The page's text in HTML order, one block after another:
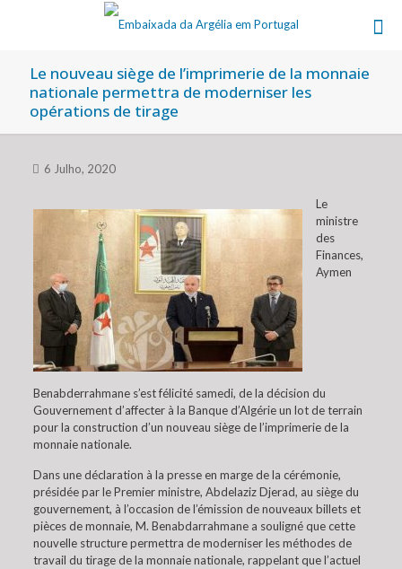
Le nouveau siège de l’imprimerie de la monnaie
nationale permettra de moderniser les
opérations de tirage
6 Julho, 2020
Le
ministre
des
Finances,
Aymen
Benabderrahmane s’est félicité samedi, de la décision du
Gouvernement d’affecter à la Banque d’Algérie un lot de terrain
pour la construction d’un nouveau siège de l’imprimerie de la
monnaie nationale.
Dans une déclaration à la presse en marge de la cérémonie,
présidée par le Premier ministre, Abdelaziz Djerad, au siège du
gouvernement, à l’occasion de l’émission de nouveaux billets et
pièces de monnaie, M. Benabdarrahmane a souligné que cette
nouvelle structure permettra de moderniser les méthodes de
travail du tirage de la monnaie nationale, rappelant que l’actuel